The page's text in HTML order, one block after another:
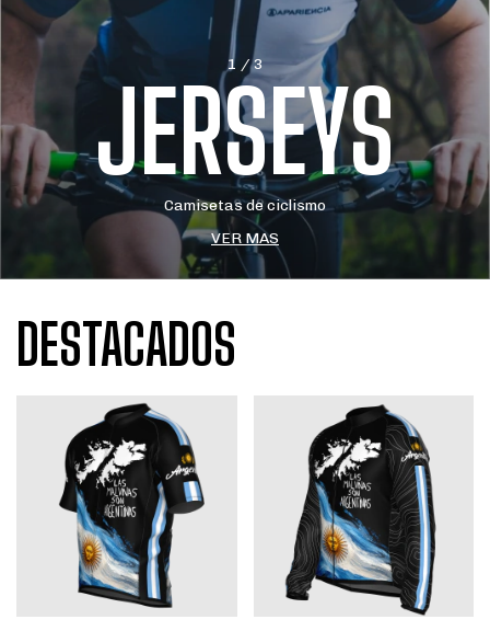
1 / 3
JERSEYS
Camisetas de ciclismo
VER MAS
DESTACADOS